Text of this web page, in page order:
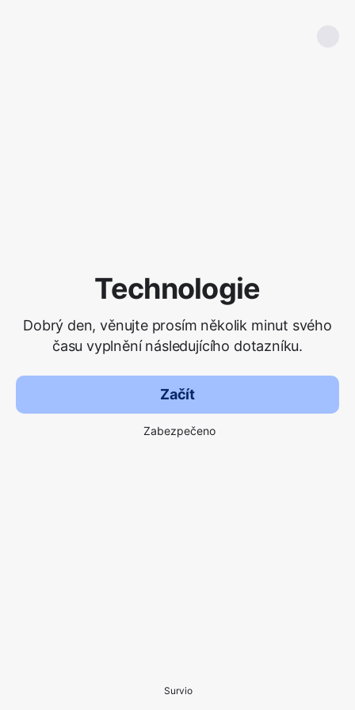
Technologie
Dobrý den, věnujte prosím několik minut svého
času vyplnění následujícího dotazníku.
Začít
Zabezpečeno
Survio